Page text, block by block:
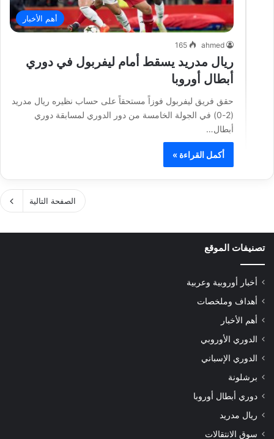
أهم الأخبار
ahmed
165
ريال مدريد يسقط أمام ليفربول في دوري
أبطال أوروبا
حقق فريق ليفربول فوزاً مستحقاً على حساب نظيره ريال مدريد
(2-0) في الجولة الخامسة من دور الدوري لمسابقة دوري
أبطال…
أكمل القراءة »
الصفحة التالية
تصنيفات الموقع
أخبار أوروبية وعربية
أهداف وملخصات
أهم الأخبار
الدوري الأوروبي
الدوري الإسباني
برشلونة
دوري أبطال أوروبا
ريال مدريد
سوق الانتقالات